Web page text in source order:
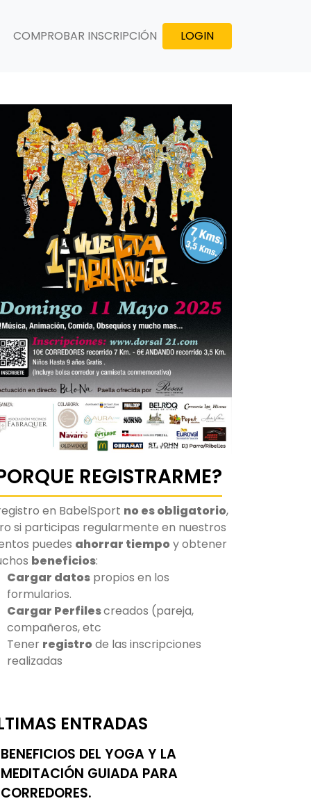
COMPROBAR INSCRIPCIÓN LOGIN
REGISTRARME?
en BabelSport no es obligatorio,
si participas regularmente en nuestros
puedes ahorrar tiempo y obtener
beneficios:
Cargar datos propios en los
formularios.
Cargar Perfilescreados (pareja,
compañeros, etc
Tener registro de las inscripciones
realizadas
ENTRADAS
BENEFICIOS DEL YOGA Y LA
MEDITACIÓN GUIADA PARA
CORREDORES.